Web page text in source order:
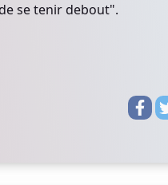
se tenir debout".